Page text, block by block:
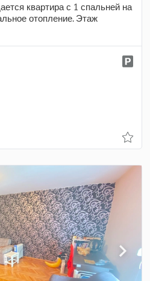
квартира с 1 спальней на
отопление. Этаж